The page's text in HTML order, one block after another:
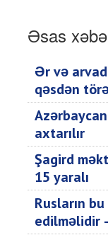
Əsas
Ər və
qəsdən
axtarılır
Şagird
15 yaralı
Rusların
edilməlidir